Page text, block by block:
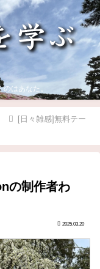
はあなた。
[日々雑感]無料テー
の制作者わ
2025.03.20